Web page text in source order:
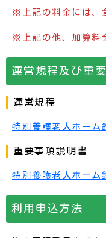
※上記の料金には、
※上記の他、加算料
運営規程及び重
運営規程
特別養護老人ホーム
重要事項説明書
特別養護老人ホー
利用申込方法